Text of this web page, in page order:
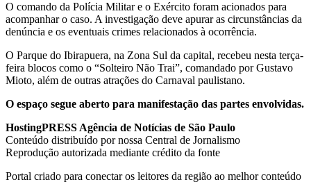
O comando da Polícia Militar e o Exército foram acionados para
acompanhar o caso. A investigação deve apurar as circunstâncias da
denúncia e os eventuais crimes relacionados à ocorrência.
O Parque do Ibirapuera, na Zona Sul da capital, recebeu nesta terça-
feira blocos como o “Solteiro Não Trai”, comandado por Gustavo
Mioto, além de outras atrações do Carnaval paulistano.
O espaço segue aberto para manifestação das partes envolvidas.
HostingPRESS Agência de Notícias de São Paulo
Conteúdo distribuído por nossa Central de Jornalismo
Reprodução autorizada mediante crédito da fonte
Portal criado para conectar os leitores da região ao melhor conteúdo